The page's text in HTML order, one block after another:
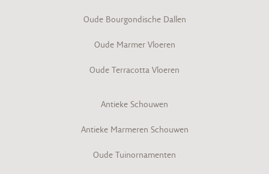
Oude Bourgondische Dallen
Oude Marmer Vloeren
Oude Terracotta Vloeren
Antieke Schouwen
Antieke Marmeren Schouwen
Oude Tuinornamenten